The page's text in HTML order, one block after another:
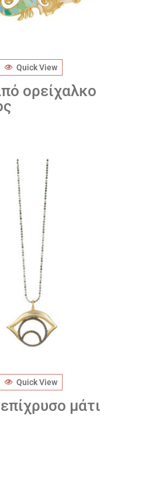
Quick View
ορείχαλκο
Quick View
μάτι